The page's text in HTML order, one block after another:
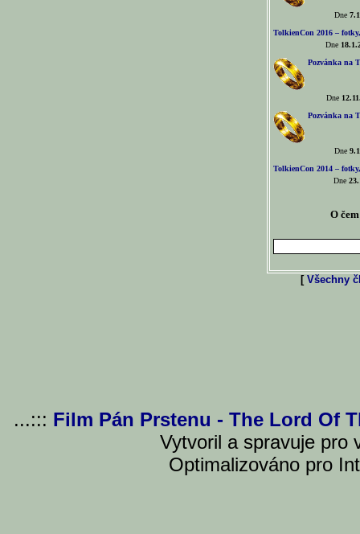
Dne
TolkienCon 2016 –
Dne
Pozvánka na
Dne
Pozvánka na
Dne
TolkienCon 2014 –
Dne
O
[ Všechny
...::: Film Pán Prstenu - The Lord Of
Vytvoril a spravuje pro
Optimalizováno pro